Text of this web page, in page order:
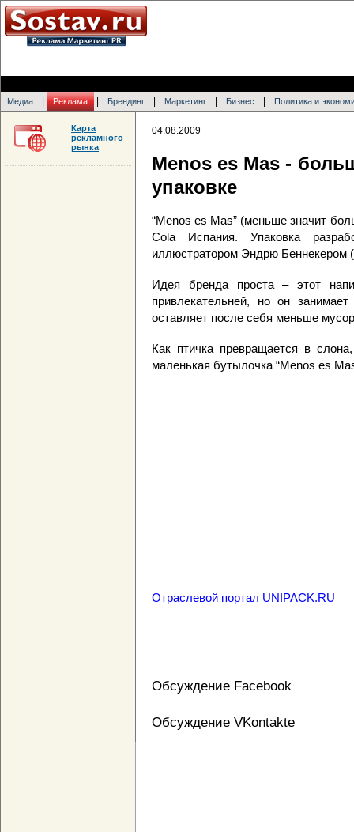
Медиа Реклама Брендинг Маркетинг Бизнес Политика и
04.08.2009
Menos es Mas -
упаковке
“Menos es Mas” (меньше значит
Cola Испания. Упаковка
иллюстратором Эндрю Беннекером
Идея бренда проста – этот
привлекательней, но он
оставляет после себя меньше
Как птичка превращается в
маленькая бутылочка “Menos es
Отраслевой портал UNIPACK.RU
Обсуждение Facebook
Обсуждение VKontakte
Карта
рекламного
рынка